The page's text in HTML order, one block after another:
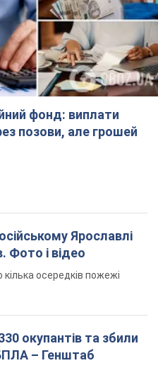
Ярославлі
Фото і відео
кілька осередків пожежі
окупантів та збили
– Генштаб